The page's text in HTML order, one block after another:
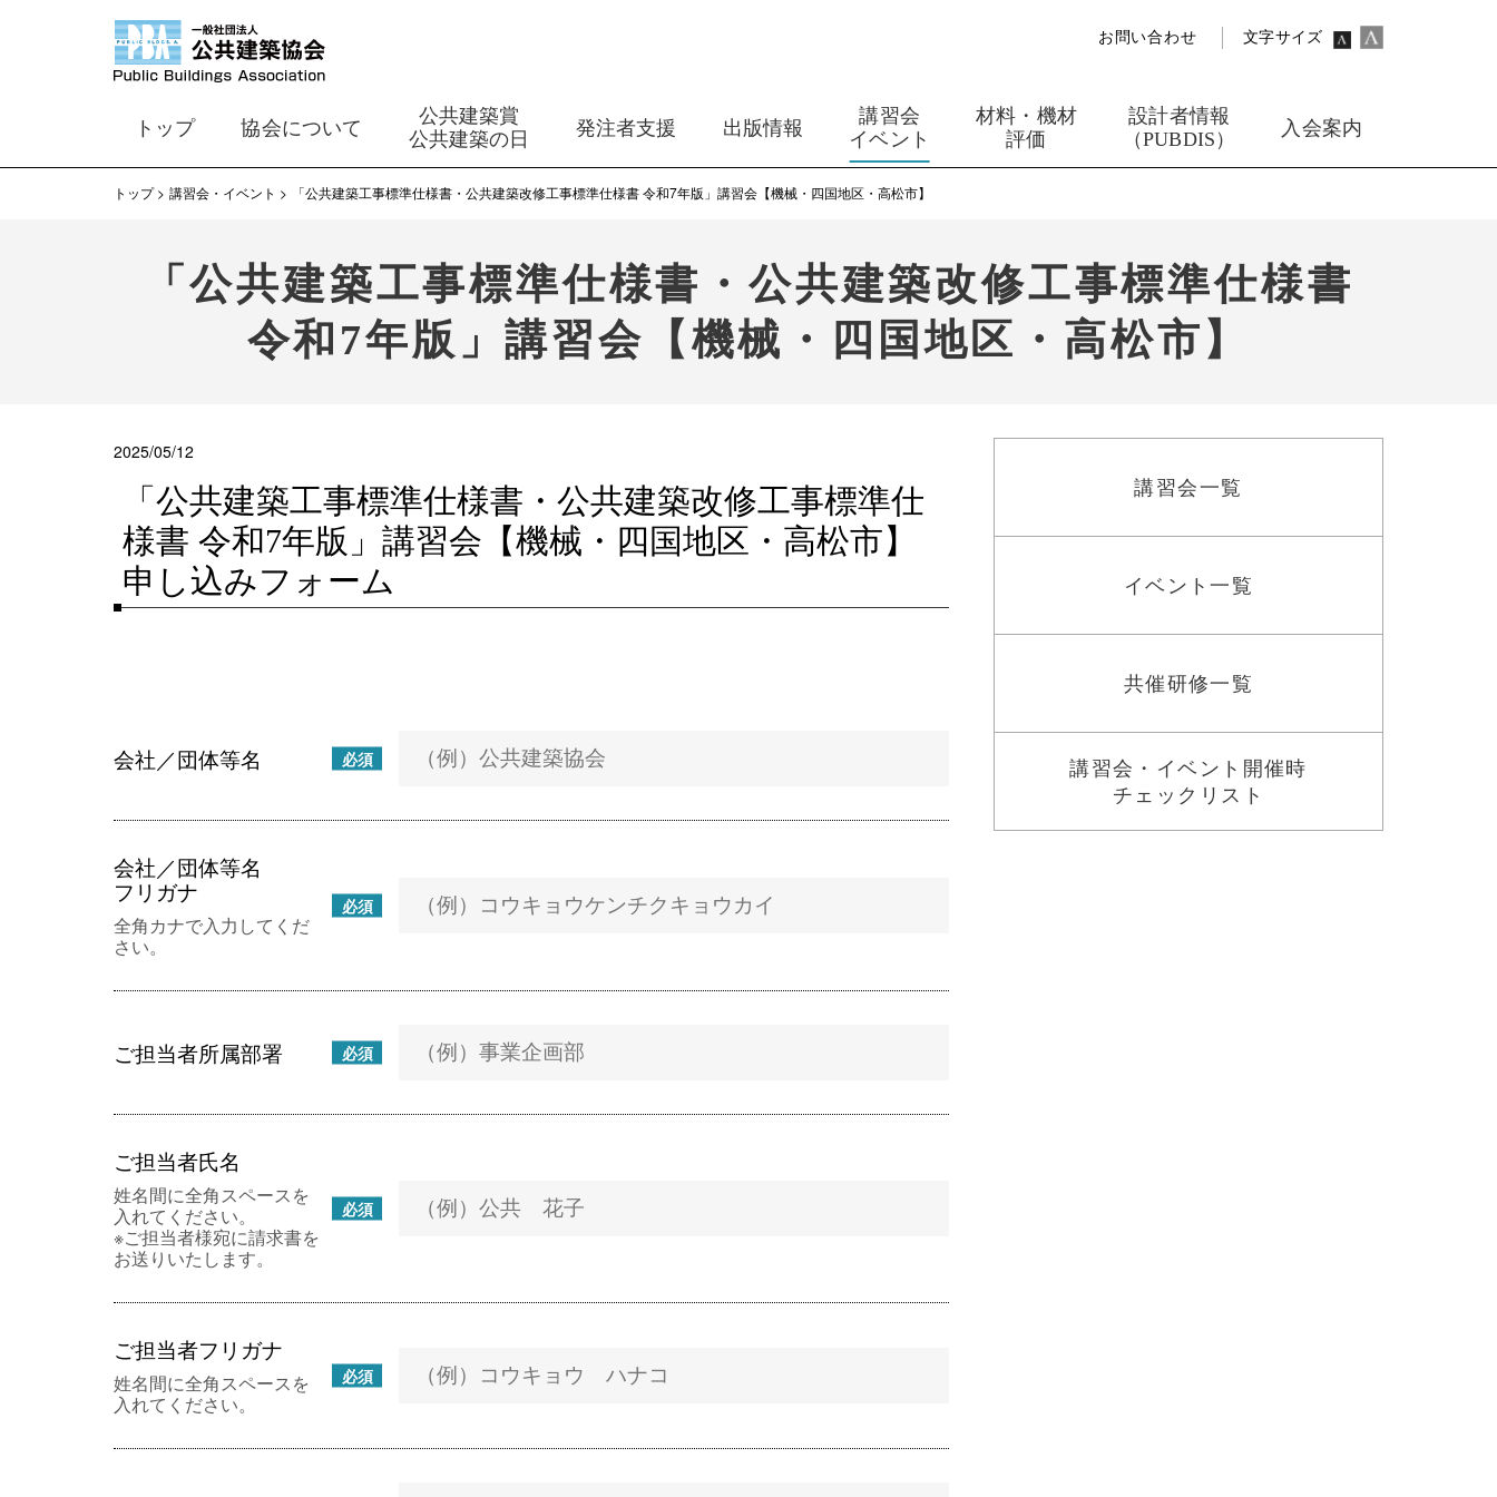
お問い合わせ 文字サイズ
トップ 協会について
公共建築賞
公共建築の日
発注者支援 出版情報
講習会
イベント
材料・機材
評価
設計者情報
（PUBDIS）
入会案内
トップ 講習会・イベント 「公共建築工事標準仕様書・公共建築改修工事標準仕様書 令和7年版」講習会【機械・四国地区・高松市】
「公共建築工事標準仕様書・公共建築改修工事標準仕様書
令和7年版」講習会【機械・四国地区・高松市】
2025/05/12
「公共建築工事標準仕様書・公共建築改修工事標準仕
様書 令和7年版」講習会【機械・四国地区・高松市】
申し込みフォーム
会社／団体等名 必須
会社／団体等名
フリガナ
必須
全角カナで入力してくだ
さい。
ご担当者所属部署 必須
ご担当者氏名
必須
姓名間に全角スペースを
入れてください。
※ご担当者様宛に請求書を
お送りいたします。
ご担当者フリガナ
必須
姓名間に全角スペースを
入れてください。
講習会一覧
イベント一覧
共催研修一覧
講習会・イベント開催時
チェックリスト